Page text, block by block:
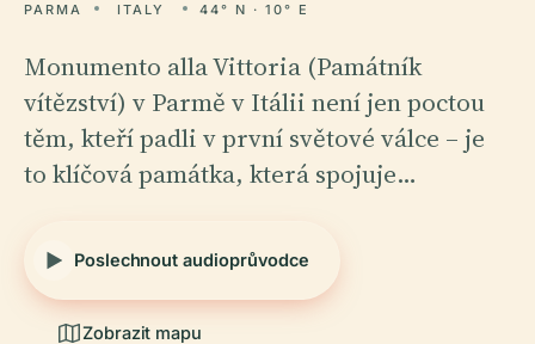
PARMA ITALY 44° N · 10° E
Monumento alla Vittoria (Památník
vítězství) v Parmě v Itálii není jen poctou
těm, kteří padli v první světové válce – je
to klíčová památka, která spojuje…
Poslechnout audioprůvodce
Zobrazit mapu